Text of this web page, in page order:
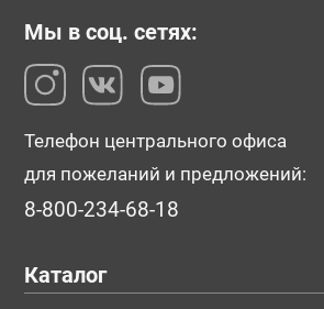
Мы в соц. сетях:
Телефон центрального офиса
для пожеланий и предложений:
8-800-234-68-18
Каталог